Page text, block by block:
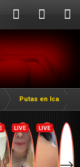
Putas en Ica